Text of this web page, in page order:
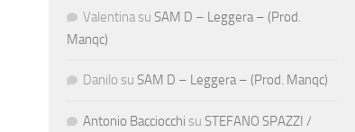
Valentina su SAM D – Leggera – (Prod.
Manqc)
Danilo su SAM D – Leggera – (Prod. Manqc)
Antonio Bacciocchi su STEFANO SPAZZI /